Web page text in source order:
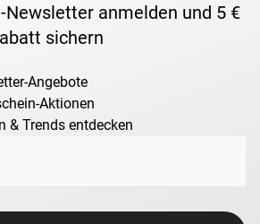
anmelden und 5 €
sichern
Angebote
Aktionen
& Trends entdecken